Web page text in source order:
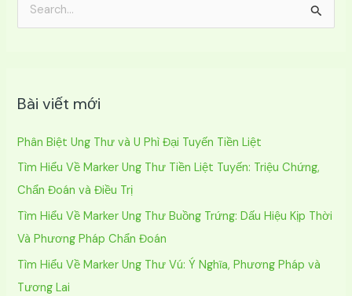
i
m
Bài viết mới
Phân Biệt Ung Thư và U Phì Đại Tuyến Tiền Liệt
Tìm Hiểu Về Marker Ung Thư Tiền Liệt Tuyến: Triệu Chứng,
Chẩn Đoán và Điều Trị
Tìm Hiểu Về Marker Ung Thư Buồng Trứng: Dấu Hiệu Kịp Thời
Và Phương Pháp Chẩn Đoán
Tìm Hiểu Về Marker Ung Thư Vú: Ý Nghĩa, Phương Pháp và
Tương Lai